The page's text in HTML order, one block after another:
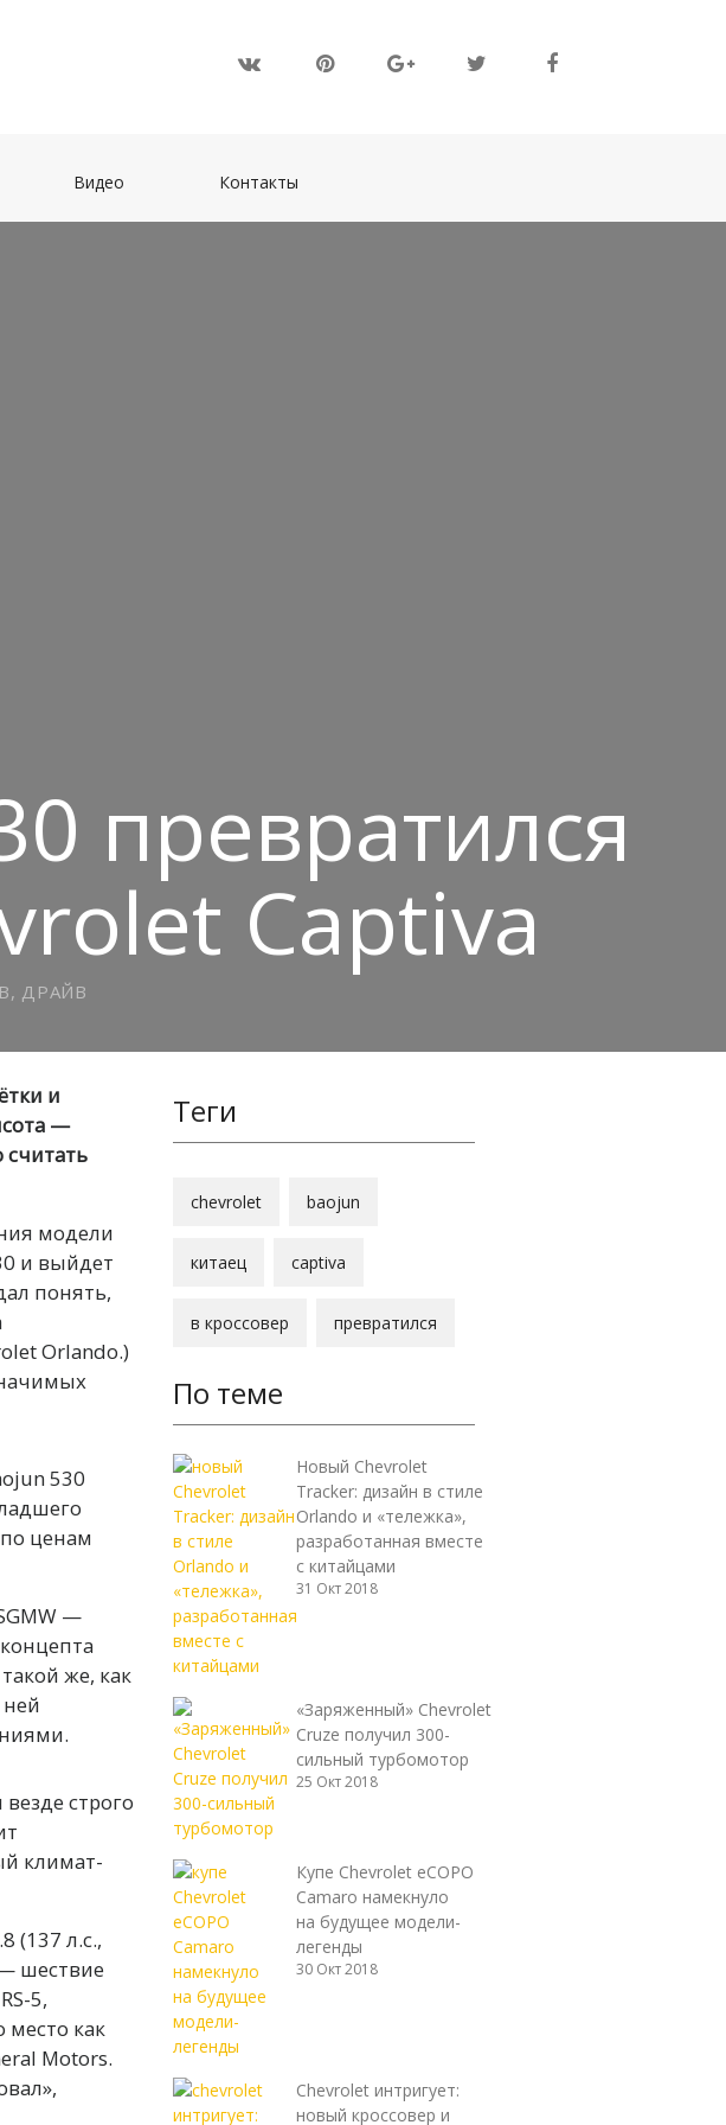
Видео Контакты
превратился
Captiva
ДРАЙВ
и
—
модели
и выйдет
понять,
Orlando.)
530
ценам
—
же, как
строго
климат-
(137 л.с.,
шествие
5,
место как
Motors.
Теги
chevrolet baojun
китаец captiva
в кроссовер превратился
По теме
Новый Chevrolet
Tracker: дизайн в стиле
Orlando и «тележка»,
разработанная вместе
с китайцами
31 Окт 2018
«Заряженный» Chevrolet
Cruze получил 300-
сильный турбомотор
25 Окт 2018
Купе Chevrolet eCOPO
Camaro намекнуло
на будущее модели-
легенды
30 Окт 2018
Chevrolet интригует:
новый кроссовер и